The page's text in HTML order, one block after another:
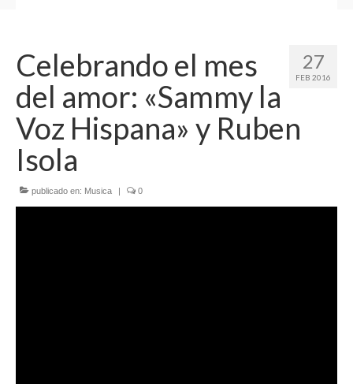
Ubicación
Autores
27
FEB 2016
Celebrando el mes
del amor: «Sammy la
Voz Hispana» y Ruben
Isola
publicado en: Musica | 0